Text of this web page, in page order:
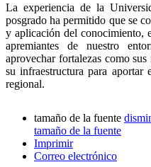
La experiencia de la
posgrado ha permitido que se
y aplicación del conocimiento,
apremiantes de nuestro
aprovechar fortalezas como
su infraestructura para aportar
regional.
tamaño de la fuente
tamaño de la fuente
Imprimir
Correo electrónico